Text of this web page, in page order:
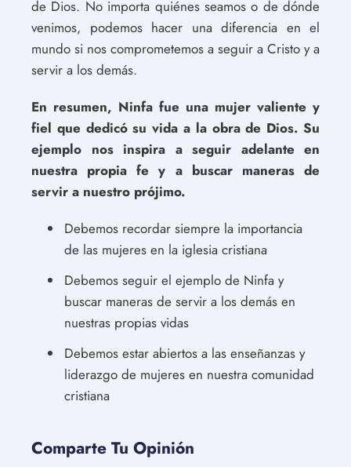
de Dios. No importa quiénes seamos o de dónde
venimos, podemos hacer una diferencia en el
mundo si nos comprometemos a seguir a Cristo y a
servir a los demás.
En resumen, Ninfa fue una mujer valiente y
fiel que dedicó su vida a la obra de Dios. Su
ejemplo nos inspira a seguir adelante en
nuestra propia fe y a buscar maneras de
servir a nuestro prójimo.
Debemos recordar siempre la importancia
de las mujeres en la iglesia cristiana
Debemos seguir el ejemplo de Ninfa y
buscar maneras de servir a los demás en
nuestras propias vidas
Debemos estar abiertos a las enseñanzas y
liderazgo de mujeres en nuestra comunidad
cristiana
Comparte Tu Opinión